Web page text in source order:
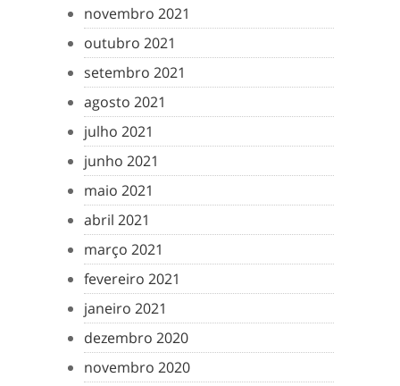
novembro 2021
outubro 2021
setembro 2021
agosto 2021
julho 2021
junho 2021
maio 2021
abril 2021
março 2021
fevereiro 2021
janeiro 2021
dezembro 2020
novembro 2020